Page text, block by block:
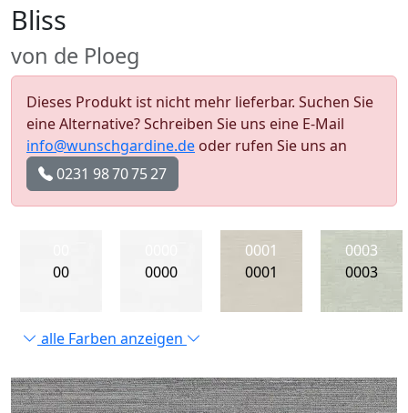
Bliss
von de Ploeg
Dieses Produkt ist nicht mehr lieferbar. Suchen Sie
eine Alternative? Schreiben Sie uns eine E-Mail
info@wunschgardine.de oder rufen Sie uns an
0231 98 70 75 27
00
0000
0001
0001
0003
0003
alle Farben anzeigen